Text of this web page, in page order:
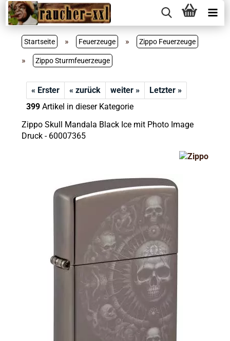
Startseite » Feuerzeuge » Zippo Feuerzeuge
» Zippo Sturmfeuerzeuge
« Erster « zurück weiter »
Letzter »
399Artikel in dieser Kategorie
Zippo Skull Mandala Black Ice mit Photo Image
Druck - 60007365